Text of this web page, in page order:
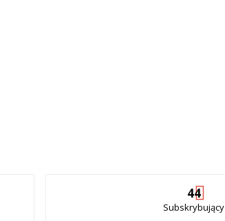
44
Subskrybujący